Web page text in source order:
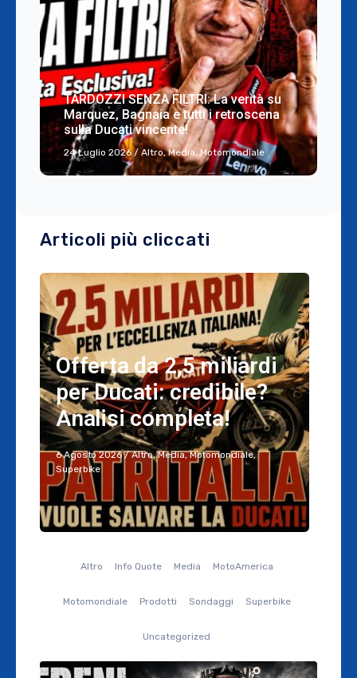
TARDOZZI SENZA FILTRI: La verità su
Marquez, Bagnaia e tutti i retroscena
sulla Ducati vincente!
24 Luglio 2026 / Altro,Media,Motomondiale
Articoli più cliccati
Offerta da 2,5 miliardi
per Ducati: credibile?
Analisi completa!
6 Agosto 2026 / Altro,Media,Motomondiale,
Superbike
Altro Info Quote Media MotoAmerica
Motomondiale Prodotti Sondaggi Superbike
Uncategorized